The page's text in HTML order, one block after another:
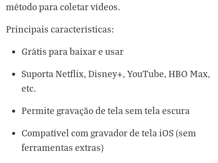
método para coletar vídeos.
Principais características:
Grátis para baixar e usar
Suporta Netflix, Disney+, YouTube, HBO Max,
etc.
Permite gravação de tela sem tela escura
Compatível com gravador de tela iOS (sem
ferramentas extras)